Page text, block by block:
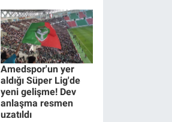
Amedspor'un yer
aldığı Süper Lig'de
yeni gelişme! Dev
anlaşma resmen
uzatıldı